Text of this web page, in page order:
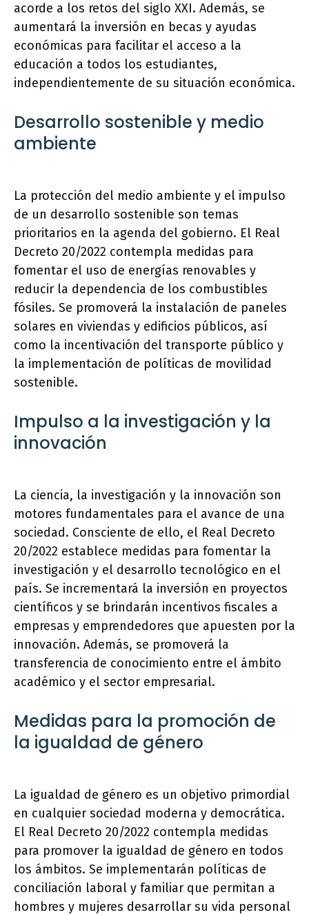
acorde a los retos del siglo XXI. Además, se
aumentará la inversión en becas y ayudas
económicas para facilitar el acceso a la
educación a todos los estudiantes,
independientemente de su situación económica.
Desarrollo sostenible y medio
ambiente
La protección del medio ambiente y el impulso
de un desarrollo sostenible son temas
prioritarios en la agenda del gobierno. El Real
Decreto 20/2022 contempla medidas para
fomentar el uso de energías renovables y
reducir la dependencia de los combustibles
fósiles. Se promoverá la instalación de paneles
solares en viviendas y edificios públicos, así
como la incentivación del transporte público y
la implementación de políticas de movilidad
sostenible.
Impulso a la investigación y la
innovación
La ciencia, la investigación y la innovación son
motores fundamentales para el avance de una
sociedad. Consciente de ello, el Real Decreto
20/2022 establece medidas para fomentar la
investigación y el desarrollo tecnológico en el
país. Se incrementará la inversión en proyectos
científicos y se brindarán incentivos fiscales a
empresas y emprendedores que apuesten por la
innovación. Además, se promoverá la
transferencia de conocimiento entre el ámbito
académico y el sector empresarial.
Medidas para la promoción de
la igualdad de género
La igualdad de género es un objetivo primordial
en cualquier sociedad moderna y democrática.
El Real Decreto 20/2022 contempla medidas
para promover la igualdad de género en todos
los ámbitos. Se implementarán políticas de
conciliación laboral y familiar que permitan a
hombres y mujeres desarrollar su vida personal